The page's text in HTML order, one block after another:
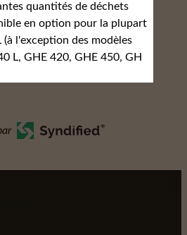
quantités de déchets
en option pour la plupart
(à l'exception des modèles
L, GHE 420, GHE 450, GH